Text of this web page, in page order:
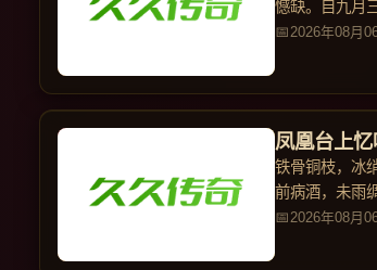
憾缺。自九月
亲亲2026年08月
凤凰台上忆
铁骨铜枝，冰
前病酒，未雨
远，深
2026年08月